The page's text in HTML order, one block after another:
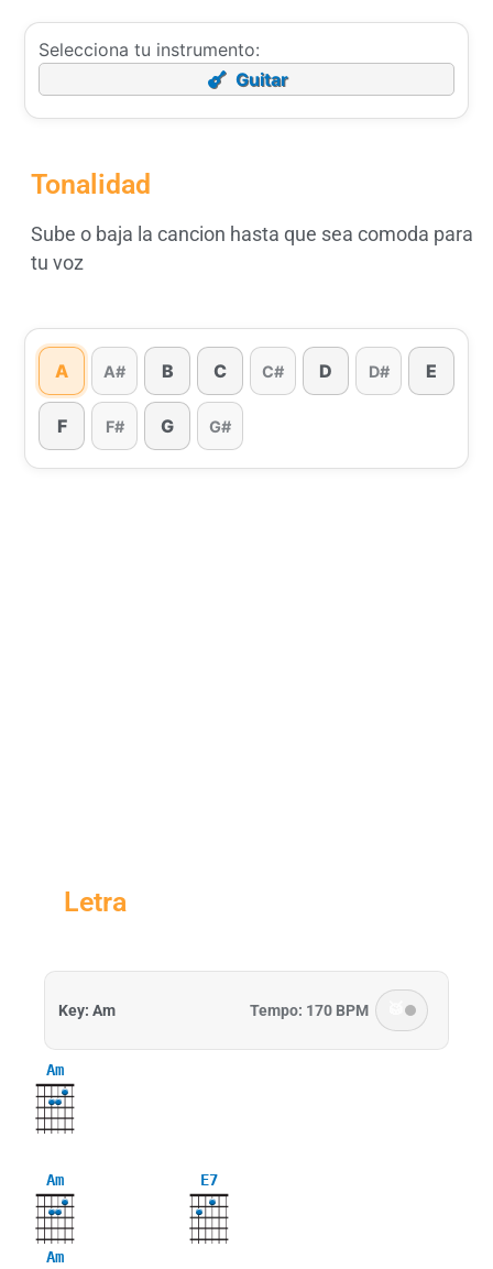
Selecciona tu instrumento:
Guitar
Tonalidad
Sube o baja la cancion hasta que sea comoda para
tu voz
A A# B C C# D D# E
F F# G G#
Letra
Key: Am Tempo: 170 BPM
Am
Am E7
Am